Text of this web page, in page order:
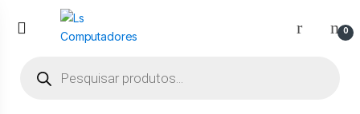
para
para
0
produtos